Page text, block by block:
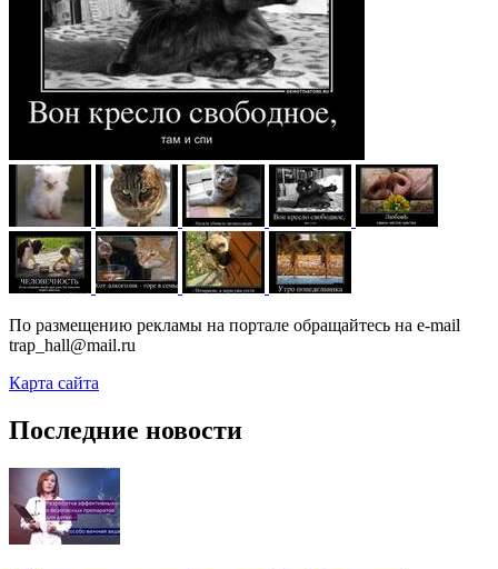
По размещению рекламы на портале обращайтесь на e-mail
trap_hall@mail.ru
Карта сайта
Последние новости